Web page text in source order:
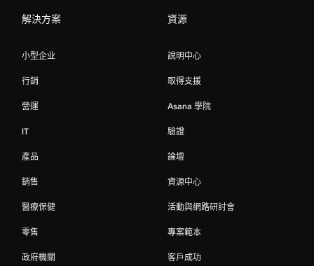
解決方案
小型企业
行銷
營運
IT
產品
銷售
醫療保健
零售
政府機關
資源
說明中心
取得支援
Asana 學院
驗證
論壇
資源中心
活動與網路研討會
專案範本
客戶成功